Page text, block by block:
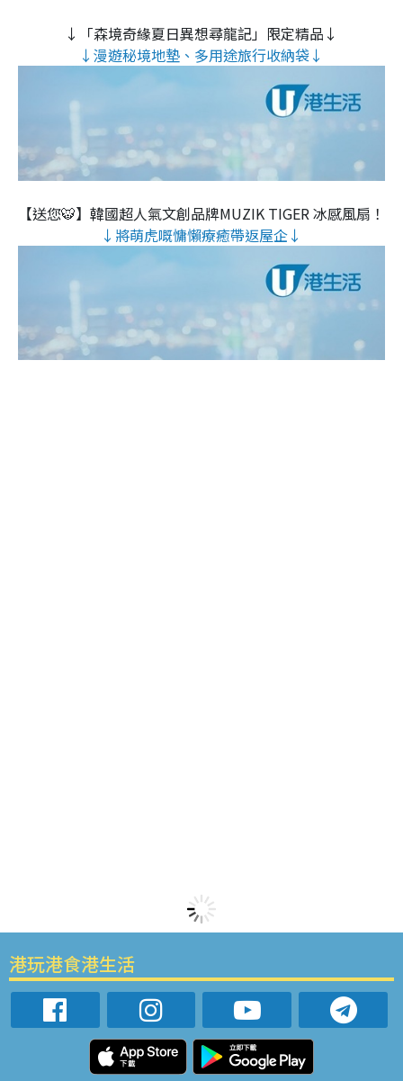
↓「森境奇緣夏日異想尋龍記」限定精品↓
↓漫遊秘境地墊、多用途旅行收納袋↓
【送您🐯】韓國超人氣文創品牌MUZIK TIGER 冰感風扇！
↓將萌虎嘅慵懶療癒帶返屋企↓
港玩港食港生活